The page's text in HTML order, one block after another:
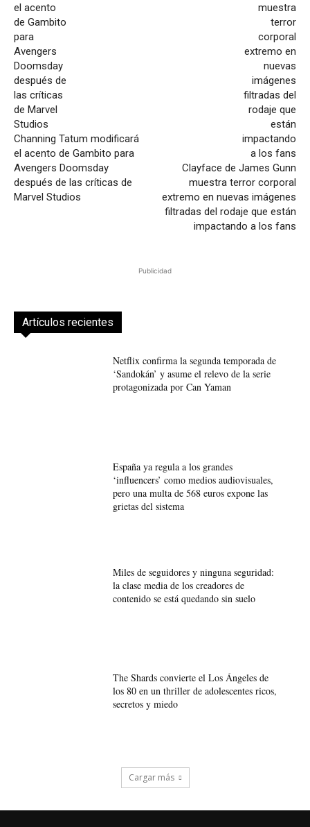
Channing Tatum modificará
el acento de Gambito para
Avengers Doomsday
después de las críticas de
Marvel Studios
Clayface de James Gunn
muestra terror corporal
extremo en nuevas imágenes
filtradas del rodaje que están
impactando a los fans
Publicidad
Artículos recientes
Netflix confirma la segunda temporada de
‘Sandokán’ y asume el relevo de la serie
protagonizada por Can Yaman
España ya regula a los grandes
‘influencers’ como medios audiovisuales,
pero una multa de 568 euros expone las
grietas del sistema
Miles de seguidores y ninguna seguridad:
la clase media de los creadores de
contenido se está quedando sin suelo
The Shards convierte el Los Ángeles de
los 80 en un thriller de adolescentes ricos,
secretos y miedo
Cargar más